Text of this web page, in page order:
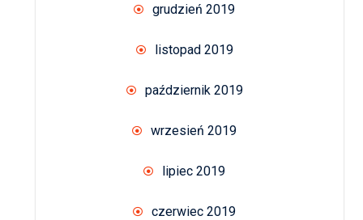
grudzień 2019
listopad 2019
październik 2019
wrzesień 2019
lipiec 2019
czerwiec 2019